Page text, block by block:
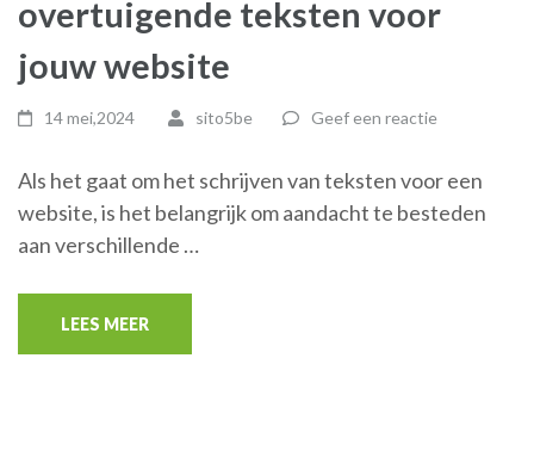
overtuigende teksten voor
jouw website
14 mei,2024 sito5be Geef een reactie
Als het gaat om het schrijven van teksten voor een
website, is het belangrijk om aandacht te besteden
aan verschillende …
LEES MEER